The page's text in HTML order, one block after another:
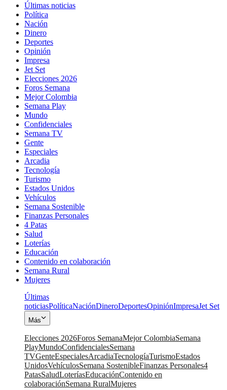
Últimas noticias
Política
Nación
Dinero
Deportes
Opinión
Impresa
Jet Set
Elecciones 2026
Foros Semana
Mejor Colombia
Semana Play
Mundo
Confidenciales
Semana TV
Gente
Especiales
Arcadia
Tecnología
Turismo
Estados Unidos
Vehículos
Semana Sostenible
Finanzas Personales
4 Patas
Salud
Loterías
Educación
Contenido en colaboración
Semana Rural
Mujeres
Últimas
noticiasPolíticaNaciónDineroDeportesOpiniónImpresaJet Set
Más
Elecciones 2026Foros SemanaMejor ColombiaSemana
PlayMundoConfidencialesSemana
TVGenteEspecialesArcadiaTecnologíaTurismoEstados
UnidosVehículosSemana SostenibleFinanzas Personales4
PatasSaludLoteríasEducaciónContenido en
colaboraciónSemana RuralMujeres